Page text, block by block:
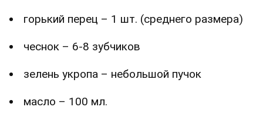
горький перец – 1 шт. (среднего размера)
чеснок – 6-8 зубчиков
зелень укропа – небольшой пучок
масло – 100 мл.